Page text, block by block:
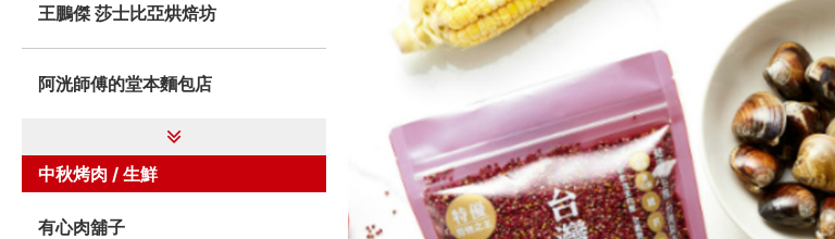
王鵬傑 莎士比亞烘焙坊
阿洸師傅的堂本麵包店
中秋烤肉 / 生鮮
有心肉舖子